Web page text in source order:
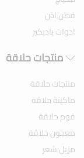
قطن اذن
ادوات باديكير
منتجات حلاقة
منتجات حلاقة
ماكينة حلاقة
فوم حلاقة
معجون حلاقة
مزيل شعر